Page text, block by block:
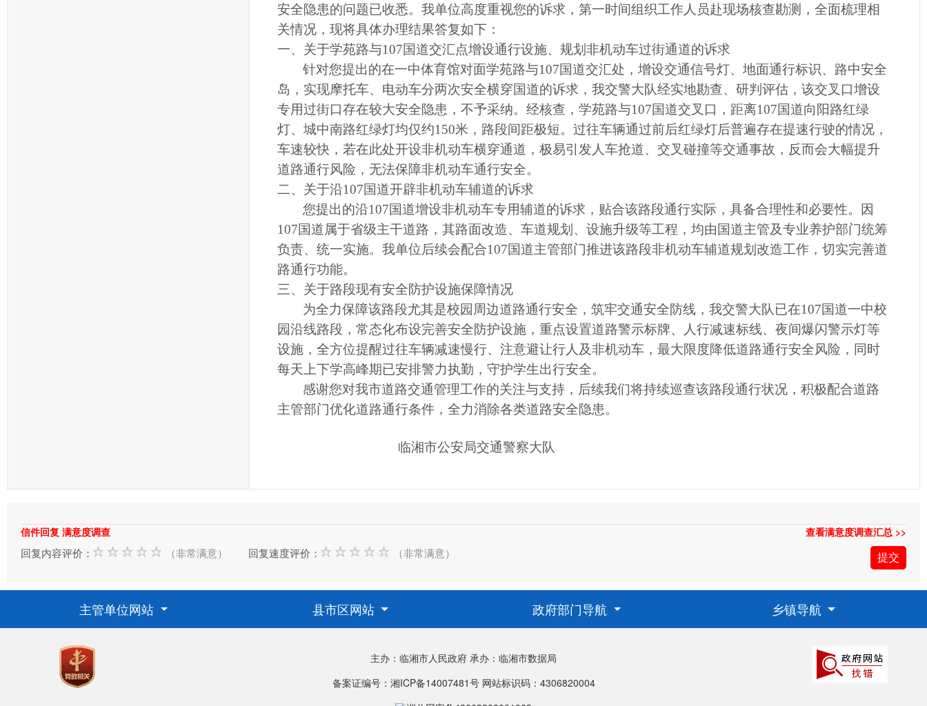
安全隐患的问题已收悉。我单位高度重视您的诉求，第一时间组织工作人员赴现场核查勘测，全面梳理相
关情况，现将具体办理结果答复如下：
一、关于学苑路与107国道交汇点增设通行设施、规划非机动车过街通道的诉求
针对您提出的在一中体育馆对面学苑路与107国道交汇处，增设交通信号灯、地面通行标识、路中安全
岛，实现摩托车、电动车分两次安全横穿国道的诉求，我交警大队经实地勘查、研判评估，该交叉口增设
专用过街口存在较大安全隐患，不予采纳。经核查，学苑路与107国道交叉口，距离107国道向阳路红绿
灯、城中南路红绿灯均仅约150米，路段间距极短。过往车辆通过前后红绿灯后普遍存在提速行驶的情况，
车速较快，若在此处开设非机动车横穿通道，极易引发人车抢道、交叉碰撞等交通事故，反而会大幅提升
道路通行风险，无法保障非机动车通行安全。
二、关于沿107国道开辟非机动车辅道的诉求
您提出的沿107国道增设非机动车专用辅道的诉求，贴合该路段通行实际，具备合理性和必要性。因
107国道属于省级主干道路，其路面改造、车道规划、设施升级等工程，均由国道主管及专业养护部门统筹
负责、统一实施。我单位后续会配合107国道主管部门推进该路段非机动车辅道规划改造工作，切实完善道
路通行功能。
三、关于路段现有安全防护设施保障情况
为全力保障该路段尤其是校园周边道路通行安全，筑牢交通安全防线，我交警大队已在107国道一中校
园沿线路段，常态化布设完善安全防护设施，重点设置道路警示标牌、人行减速标线、夜间爆闪警示灯等
设施，全方位提醒过往车辆减速慢行、注意避让行人及非机动车，最大限度降低道路通行安全风险， 同时
每天上下学高峰期已安排警力执勤， 守护学生出行安全。
感谢您对我市道路交通管理工作的关注与支持，后续我们将持续巡查该路段通行状况，积极配合道路
主管部门优化道路通行条件，全力消除各类道路安全隐患。
临湘市公安局交通警察大队
信件回复 满意度调查 查看满意度调查汇总 >>
回复内容评价： （非常满意） 回复速度评价： （非常满意）
主管单位网站 县市区网站 政府部门导航 乡镇导航
主办：临湘市人民政府 承办：临湘市数据局
备案证编号：湘ICP备14007481号 网站标识码：4306820004